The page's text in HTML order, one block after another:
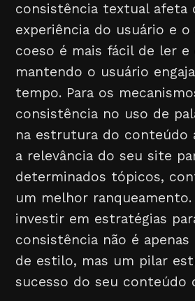
consistência textual afeta
experiência do usuário e o
coeso é mais fácil de ler e
mantendo o usuário
tempo. Para os
consistência no uso de
na estrutura do conteúdo
a relevância do seu site
determinados tópicos,
um melhor
investir em estratégias
consistência não é
de estilo, mas um pilar
sucesso do seu conteúdo